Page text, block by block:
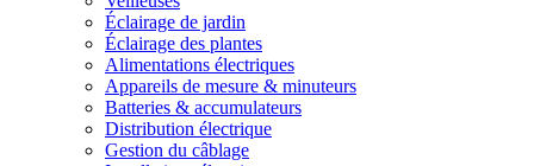
Éclairage de jardin
Éclairage des plantes
Alimentations électriques
Appareils de mesure & minuteurs
Batteries & accumulateurs
Distribution électrique
Gestion du câblage